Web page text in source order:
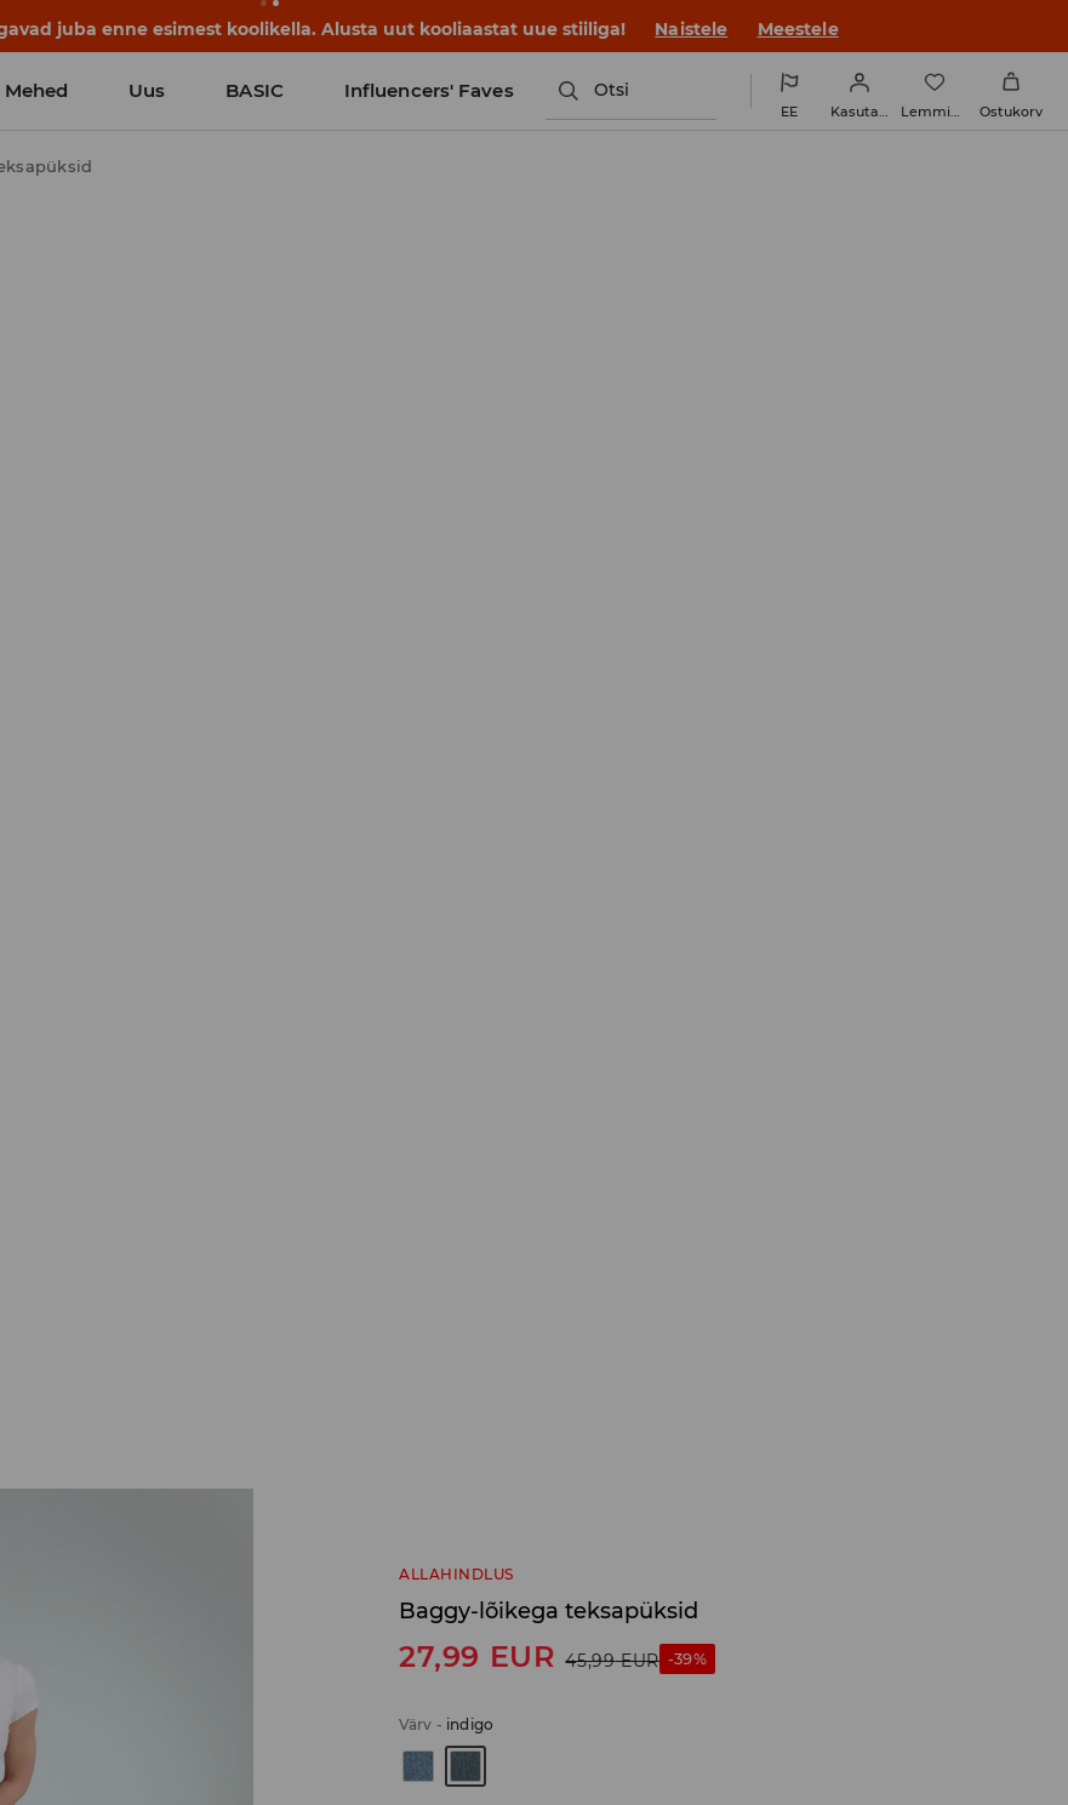
juba enne esimest koolikella. Alusta uut kooliaastat uue stiiliga! Naistele Meestele
Mehed Uus BASIC Influencers' Faves Otsi
EE Kasutaja Lemmikud Ostukorv
ALLAHINDLUS
Baggy-lõikega teksapüksid
27,99 EUR 45,99 EUR -39%
Värv - indigo